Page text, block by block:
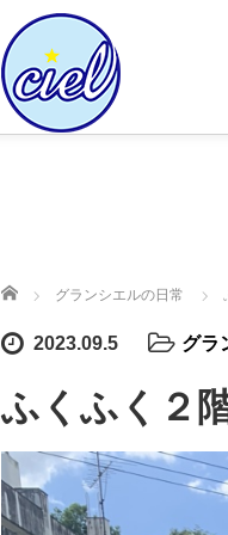
ホーム グランシエルの日常
2023.09.5 グラ
ふくふく２